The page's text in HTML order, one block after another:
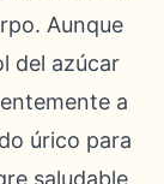
Aunque
del azúcar
a
úrico para
saludable